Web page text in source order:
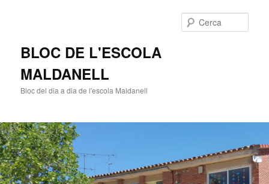
BLOC DE L'ESCOLA
MALDANELL
Bloc del dia a dia de l'escola Maldanell